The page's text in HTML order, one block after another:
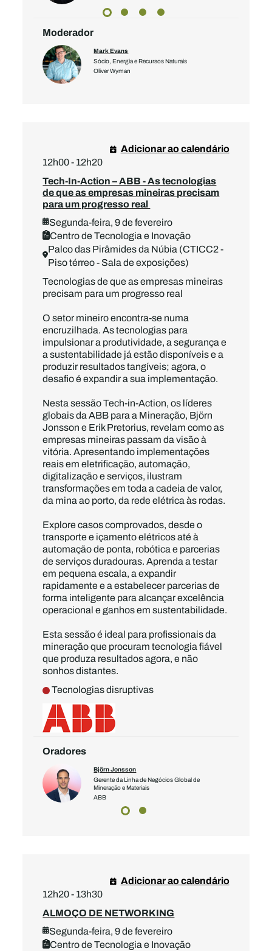
Moderador
Mark Evans
Sócio, Energia e Recursos Naturais
Oliver Wyman
12h00 - 12h20
Tech-In-Action – ABB - As tecnologias
de que as empresas mineiras precisam
para um progresso real
Segunda-feira, 9 de fevereiro
Centro de Tecnologia e Inovação
Palco das Pirâmides da Núbia (CTICC2 -
Piso térreo - Sala de exposições)
Adicionar ao calendário
Tecnologias de que as empresas mineiras
precisam para um progresso real
O setor mineiro encontra-se numa
encruzilhada. As tecnologias para
impulsionar a produtividade, a segurança e
a sustentabilidade já estão disponíveis e a
produzir resultados tangíveis; agora, o
desafio é expandir a sua implementação.
Nesta sessão Tech-in-Action, os líderes
globais da ABB para a Mineração, Björn
Jonsson e Erik Pretorius, revelam como as
empresas mineiras passam da visão à
vitória. Apresentando implementações
reais em eletrificação, automação,
digitalização e serviços, ilustram
transformações em toda a cadeia de valor,
da mina ao porto, da rede elétrica às rodas.
Explore casos comprovados, desde o
transporte e içamento elétricos até à
automação de ponta, robótica e parcerias
de serviços duradouras. Aprenda a testar
em pequena escala, a expandir
rapidamente e a estabelecer parcerias de
forma inteligente para alcançar excelência
operacional e ganhos em sustentabilidade.
Esta sessão é ideal para profissionais da
mineração que procuram tecnologia fiável
que produza resultados agora, e não
sonhos distantes.
Tecnologias disruptivas
Oradores
Björn Jonsson
Gerente da Linha de Negócios Global de
Mineração e Materiais
ABB
12h20 - 13h30
ALMOÇO DE NETWORKING
Segunda-feira, 9 de fevereiro
Centro de Tecnologia e Inovação
Adicionar ao calendário